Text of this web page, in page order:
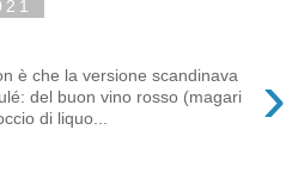
›
è che la versione scandinava
del buon vino rosso (magari
di liquo...